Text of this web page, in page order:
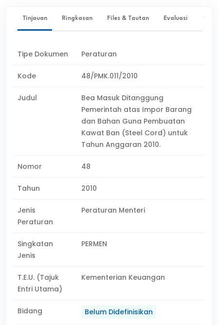
Tinjauan Ringkasan Files & Tautan Evaluasi ✨
Tipe Dokumen Peraturan
Kode 48/PMK.011/2010
Judul
Bea Masuk Ditanggung
Pemerintah atas Impor Barang
dan Bahan Guna Pembuatan
Kawat Ban (Steel Cord) untuk
Tahun Anggaran 2010.
Nomor 48
Tahun 2010
Jenis
Peraturan
Peraturan Menteri
Singkatan
Jenis
PERMEN
T.E.U. (Tajuk
Entri Utama)
Kementerian Keuangan
Bidang Belum Didefinisikan